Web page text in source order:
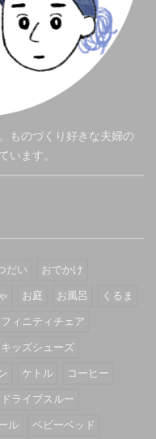
ものづくり好きな夫婦の
います。
だい
おでかけ
お庭 お風呂
くるま
ィニティチェア
キッズシューズ
ケトル
コーヒー
ドライブスルー
ル ベビーベッド